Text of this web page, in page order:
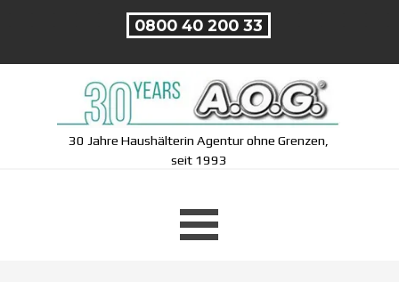
0800 40 200 33
30 Jahre Haushälterin Agentur ohne Grenzen,
seit 1993